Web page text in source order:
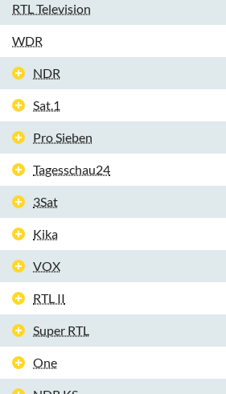
RTL Television
WDR
NDR
Sat.1
Pro Sieben
Tagesschau24
3Sat
Kika
VOX
RTL II
Super RTL
One